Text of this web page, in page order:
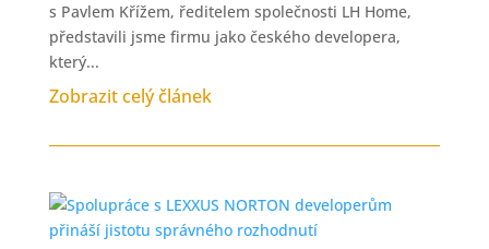
s Pavlem Křížem, ředitelem společnosti LH Home,
představili jsme firmu jako českého developera,
který...
Zobrazit celý článek